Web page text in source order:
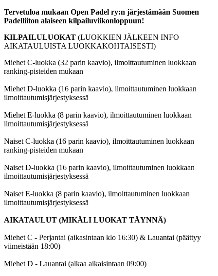
Tervetuloa mukaan Open Padel ry:n järjestämään Suomen
Padelliiton alaiseen kilpailuviikonloppuun!
KILPAILULUOKAT (LUOKKIEN JÄLKEEN INFO
AIKATAULUISTA LUOKKAKOHTAISESTI)
Miehet C-luokka (32 parin kaavio), ilmoittautuminen luokkaan
ranking-pisteiden mukaan
Miehet D-luokka (16 parin kaavio), ilmoittautuminen luokkaan
ilmoittautumisjärjestyksessä
Miehet E-luokka (8 parin kaavio), ilmoittautuminen luokkaan
ilmoittautumisjärjestyksessä
Naiset C-luokka (16 parin kaavio), ilmoittautuminen luokkaan
ranking-pisteiden mukaan
Naiset D-luokka (16 parin kaavio), ilmoittautuminen luokkaan
ilmoittautumisjärjestyksessä
Naiset E-luokka (8 parin kaavio), ilmoittautuminen luokkaan
ilmoittautumisjärjestyksessä
AIKATAULUT (MIKÄLI LUOKAT TÄYNNÄ)
Miehet C - Perjantai (aikasintaan klo 16:30) & Lauantai (päättyy
viimeistään 18:00)
Miehet D - Lauantai (alkaa aikaisintaan 09:00)